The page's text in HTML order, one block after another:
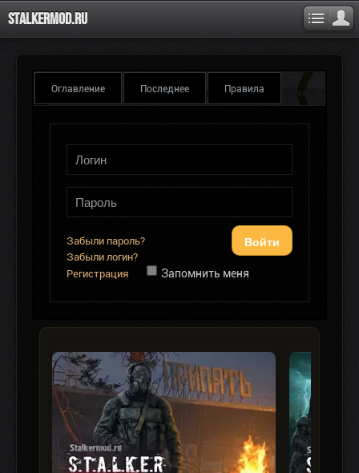
Stalkermod.ru
Оглавление Последнее Правила
Войти
Забыли пароль?
Забыли логин?
Регистрация
Запомнить меня